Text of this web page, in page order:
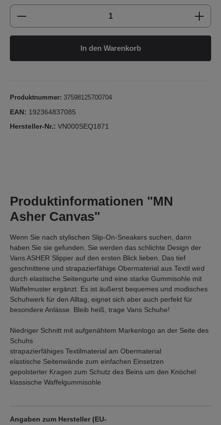
Produkt Anzahl: Gib den gewünschten
In den Warenkorb
Produktnummer: 37598125700704
EAN: 192364837085
Hersteller-Nr.: VN000SEQ1871
Produktinformationen "MN
Asher Canvas"
Wenn Sie nach stylischen Slip-On-Sneakers suchen, dann
haben Sie sie gefunden. Sie werden das schlichte Design der
Vans ASHER Slipper auf den ersten Blick lieben. Das tief
geschnittene und strapazierfähige Obermaterial aus Textil wird
durch elastische Seitengurte und eine starke Gummisohle mit
Waffelmuster ergänzt. Es ist äußerst bequemes und modisches
Schuhwerk für den Alltag, eignet sich aber auch perfekt für
besondere Anlässe. Bleib heiß, trage Vans Schuhe!
Niedriger Schnitt mit aufgenähtem Markenlogo an der Seite des
Schuhs
strapazierfähiges Textilmaterial am Obermaterial
elastische Seitenwände zum einfachen Einsetzen
gepolsterter Kragen zum Schutz des Beins um den Knöchel
klassische Waffelgummisohle
Angaben zum Hersteller (EU-